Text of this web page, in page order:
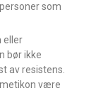
som
eller
bør ikke
av resistens.
være